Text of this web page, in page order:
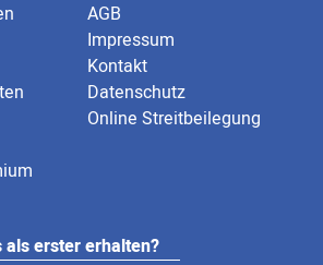
AGB
Impressum
Kontakt
Datenschutz
Online Streitbeilegung
als erster erhalten?